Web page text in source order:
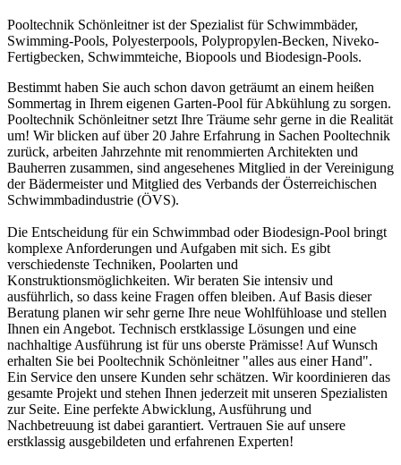
Pooltechnik Schönleitner ist der Spezialist für Schwimmbäder,
Swimming-Pools, Polyesterpools, Polypropylen-Becken, Niveko-
Fertigbecken, Schwimmteiche, Biopools und Biodesign-Pools.
Bestimmt haben Sie auch schon davon geträumt an einem heißen
Sommertag in Ihrem eigenen Garten-Pool für Abkühlung zu sorgen.
Pooltechnik Schönleitner setzt Ihre Träume sehr gerne in die Realität
um! Wir blicken auf über 20 Jahre Erfahrung in Sachen Pooltechnik
zurück, arbeiten Jahrzehnte mit renommierten Architekten und
Bauherren zusammen, sind angesehenes Mitglied in der Vereinigung
der Bädermeister und Mitglied des Verbands der Österreichischen
Schwimmbadindustrie (ÖVS).
Die Entscheidung für ein Schwimmbad oder Biodesign-Pool bringt
komplexe Anforderungen und Aufgaben mit sich. Es gibt
verschiedenste Techniken, Poolarten und
Konstruktionsmöglichkeiten. Wir beraten Sie intensiv und
ausführlich, so dass keine Fragen offen bleiben. Auf Basis dieser
Beratung planen wir sehr gerne Ihre neue Wohlfühloase und stellen
Ihnen ein Angebot. Technisch erstklassige Lösungen und eine
nachhaltige Ausführung ist für uns oberste Prämisse! Auf Wunsch
erhalten Sie bei Pooltechnik Schönleitner "alles aus einer Hand".
Ein Service den unsere Kunden sehr schätzen. Wir koordinieren das
gesamte Projekt und stehen Ihnen jederzeit mit unseren Spezialisten
zur Seite. Eine perfekte Abwicklung, Ausführung und
Nachbetreuung ist dabei garantiert. Vertrauen Sie auf unsere
erstklassig ausgebildeten und erfahrenen Experten!